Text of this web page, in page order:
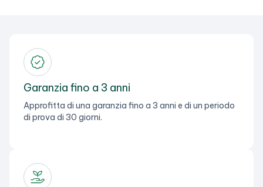
Garanzia fino a 3 anni
Approfitta di una garanzia fino a 3 anni e di un periodo
di prova di 30 giorni.